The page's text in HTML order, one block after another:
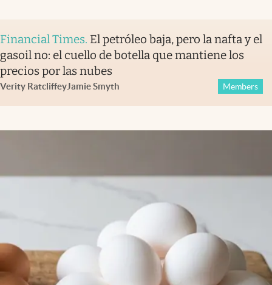
Financial Times. El petróleo baja, pero la nafta y el
gasoil no: el cuello de botella que mantiene los
precios por las nubes
Verity RatcliffeyJamie Smyth Members